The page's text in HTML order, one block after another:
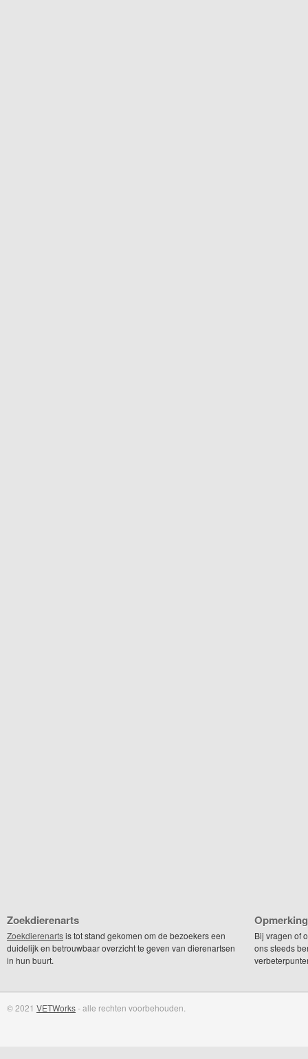
Zoekdierenarts
Zoekdierenartsis tot stand gekomen om de bezoekers een
duidelijk en betrouwbaar overzicht te geven van dierenartsen
in hun buurt.
Bij vragen of
ons steeds
© 2021 VETWorks- alle rechten voorbehouden.